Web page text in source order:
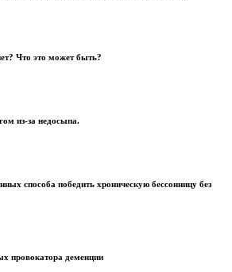
Что это может быть?
из-за недосыпа.
способа победить хроническую бессонницу без
провокатора деменции